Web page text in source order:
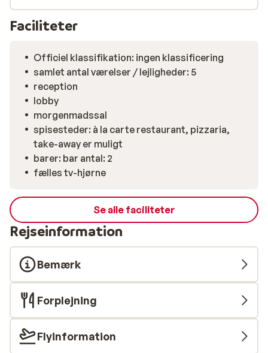
Faciliteter
Officiel klassifikation: ingen klassificering
samlet antal værelser / lejligheder: 5
reception
lobby
morgenmadssal
spisesteder: à la carte restaurant, pizzaria,
take-away er muligt
barer: bar antal: 2
fælles tv-hjørne
Se alle faciliteter
Rejseinformation
Bemærk
Forplejning
Flyinformation